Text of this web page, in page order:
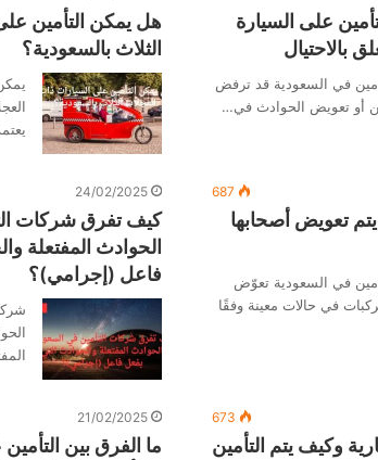
على السيارة
بالاحتيال
في السعودية قد ترفض
أو تعويض الحوادث في…
هل يمكن التأمين
الثلاث بالسعودية؟
687
تعويض أصحابها
في السعودية تعوّض
في حالات معينة وفقًا
24/02/2025
كيف تفرق شركات
الحوادث المفتعلة
فاعل (إجرامي)؟
673
وكيف يتم التأمين
21/02/2025
ما الفرق بين